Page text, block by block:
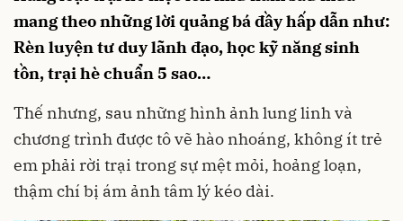
mang theo những lời quảng bá đầy hấp dẫn như:
Rèn luyện tư duy lãnh đạo, học kỹ năng sinh
tồn, trại hè chuẩn 5 sao…
Thế nhưng, sau những hình ảnh lung linh và
chương trình được tô vẽ hào nhoáng, không ít trẻ
em phải rời trại trong sự mệt mỏi, hoảng loạn,
thậm chí bị ám ảnh tâm lý kéo dài.
Hủy Gửi